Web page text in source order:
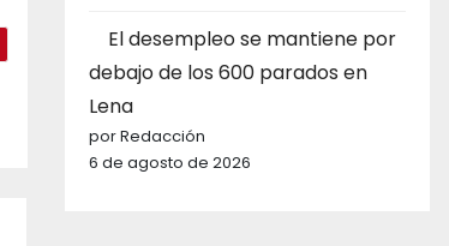
El desempleo se mantiene por
debajo de los 600 parados en
Lena
por Redacción
6 de agosto de 2026